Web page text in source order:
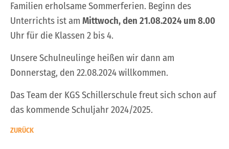
Familien erholsame Sommerferien. Beginn des
Unterrichts ist am Mittwoch, den 21.08.2024 um 8.00
Uhr für die Klassen 2 bis 4.
Unsere Schulneulinge heißen wir dann am
Donnerstag, den 22.08.2024 willkommen.
Das Team der KGS Schillerschule freut sich schon auf
das kommende Schuljahr 2024/2025.
ZURÜCK